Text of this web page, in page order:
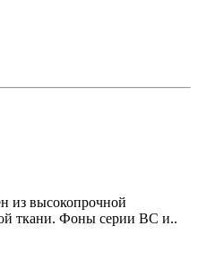
из высокопрочной
ткани. Фоны серии BC и..